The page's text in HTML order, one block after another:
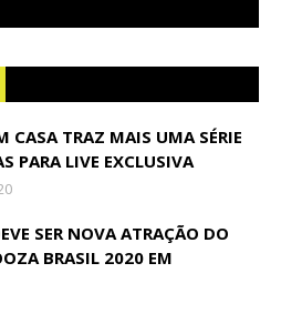
CASA TRAZ MAIS UMA SÉRIE
PARA LIVE EXCLUSIVA
SER NOVA ATRAÇÃO DO
BRASIL 2020 EM